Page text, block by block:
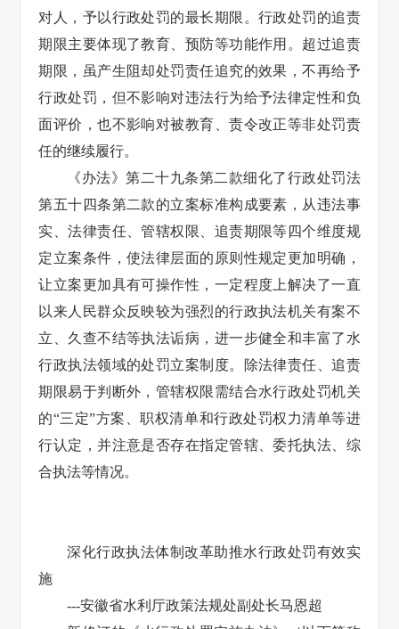
对人，予以行政处罚的最长期限。行政处罚的追责
期限主要体现了教育、预防等功能作用。超过追责
期限，虽产生阻却处罚责任追究的效果，不再给予
行政处罚，但不影响对违法行为给予法律定性和负
面评价，也不影响对被教育、责令改正等非处罚责
任的继续履行。
《办法》第二十九条第二款细化了行政处罚法
第五十四条第二款的立案标准构成要素，从违法事
实、法律责任、管辖权限、追责期限等四个维度规
定立案条件，使法律层面的原则性规定更加明确，
让立案更加具有可操作性，一定程度上解决了一直
以来人民群众反映较为强烈的行政执法机关有案不
立、久查不结等执法诟病，进一步健全和丰富了水
行政执法领域的处罚立案制度。除法律责任、追责
期限易于判断外，管辖权限需结合水行政处罚机关
的“三定”方案、职权清单和行政处罚权力清单等进
行认定，并注意是否存在指定管辖、委托执法、综
合执法等情况。
深化行政执法体制改革助推水行政处罚有效实
施
---安徽省水利厅政策法规处副处长马恩超